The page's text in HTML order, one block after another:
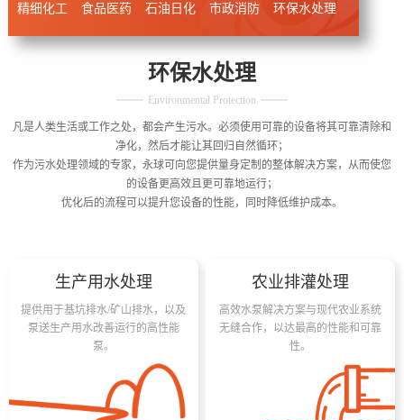
精细化工 食品医药 石油日化 市政消防 环保水处理
环保水处理
Environmental Protection
凡是人类生活或工作之处，都会产生污水。必须使用可靠的设备将其可靠清除和
净化，然后才能让其回归自然循环；
作为污水处理领域的专家，永球可向您提供量身定制的整体解决方案，从而使您
的设备更高效且更可靠地运行；
优化后的流程可以提升您设备的性能，同时降低维护成本。
生产用水处理
提供用于基坑排水/矿山排水，以及
泵送生产用水改善运行的高性能
泵。
农业排灌处理
高效水泵解决方案与现代农业系统
无缝合作，以达最高的性能和可靠
性。